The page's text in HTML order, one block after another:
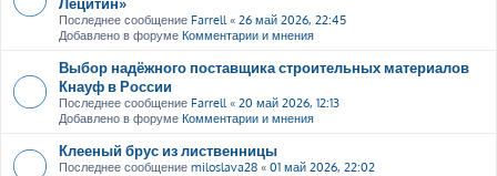
Последнее сообщение Farrell « 26 май 2026, 22:45
Добавлено в форуме Комментарии и мнения
Выбор надёжного поставщика строительных материалов
Кнауф в России
Последнее сообщение Farrell « 20 май 2026, 12:13
Добавлено в форуме Комментарии и мнения
Клееный брус из лиственницы
Последнее сообщение miloslava28 « 01 май 2026, 22:02